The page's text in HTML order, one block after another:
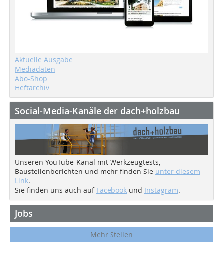
Aktuelle Ausgabe
Mediadaten
Abo-Shop
Heftarchiv
Social-Media-Kanäle der dach+holzbau
Unseren YouTube-Kanal mit Werkzeugtests,
Baustellenberichten und mehr finden Sie unter diesem
Link.
Sie finden uns auch auf Facebook und Instagram.
Jobs
Mehr Stellen